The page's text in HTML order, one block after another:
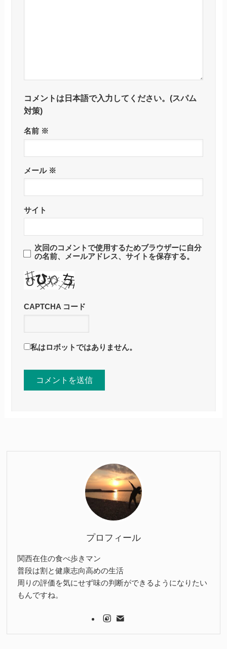
コメントは日本語で入力してください。(スパム
対策)
名前 ※
メール ※
サイト
次回のコメントで使用するためブラウザーに自分
の名前、メールアドレス、サイトを保存する。
CAPTCHA コード
私はロボットではありません。
プロフィール
関西在住の食べ歩きマン
普段は割と健康志向高めの生活
周りの評価を気にせず味の判断ができるようになりたい
もんですね。